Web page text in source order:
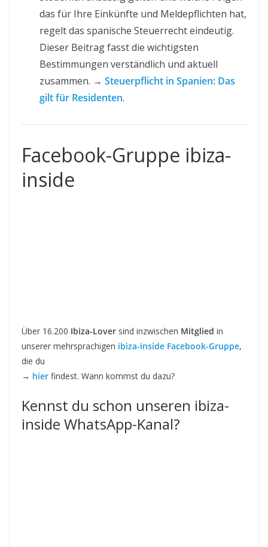
das für Ihre Einkünfte und Meldepflichten hat,
regelt das spanische Steuerrecht eindeutig.
Dieser Beitrag fasst die wichtigsten
Bestimmungen verständlich und aktuell
zusammen. → Steuerpflicht in Spanien: Das
gilt für Residenten.
Facebook-Gruppe ibiza-
inside
Über 16.200 Ibiza-Lover sind inzwischen Mitglied in
unserer mehrsprachigen ibiza-inside Facebook-Gruppe,
die du
→ hier findest. Wann kommst du dazu?
Kennst du schon unseren ibiza-
inside WhatsApp-Kanal?